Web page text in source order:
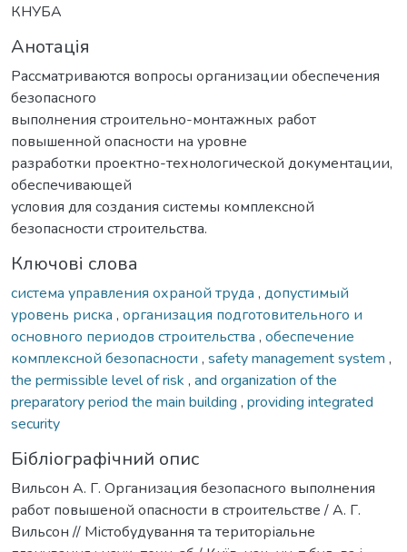
КНУБА
Анотація
Рассматриваются вопросы организации обеспечения
безопасного
выполнения строительно-монтажных работ
повышенной опасности на уровне
разработки проектно-технологической документации,
обеспечивающей
условия для создания системы комплексной
безопасности строительства.
Ключові слова
система управления охраной труда , допустимый
уровень риска , организация подготовительного и
основного периодов строительства , обеспечение
комплексной безопасности , safety management system ,
the permissible level of risk , and organization of the
preparatory period the main building , providing integrated
security
Бібліографічний опис
Вильсон А. Г. Организация безопасного выполнения
работ повышеной опасности в строительстве / А. Г.
Вильсон // Містобудування та територіальне